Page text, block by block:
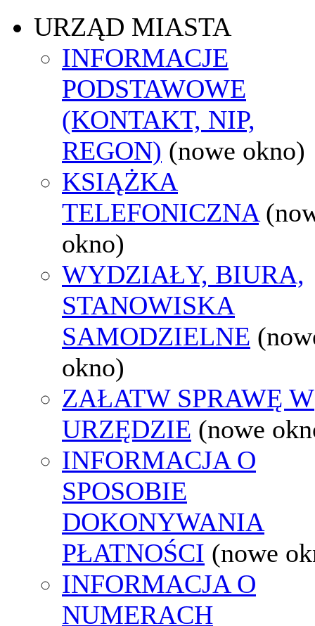
URZĄD MIASTA
INFORMACJE
PODSTAWOWE
(KONTAKT, NIP,
REGON) (nowe okno)
KSIĄŻKA
TELEFONICZNA
okno)
WYDZIAŁY, BIURA,
STANOWISKA
SAMODZIELNE
okno)
ZAŁATW SPRAWĘ W
URZĘDZIE (nowe
INFORMACJA O
SPOSOBIE
DOKONYWANIA
PŁATNOŚCI (nowe
INFORMACJA O
NUMERACH